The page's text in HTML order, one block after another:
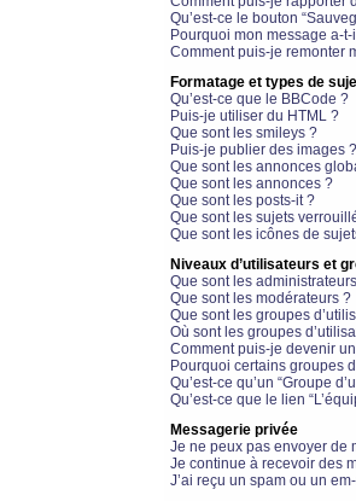
Qu’est-ce le bouton
Pourquoi mon message a-
Comment puis-je remonter
Formatage et types de
Qu’est-ce que le BBCode ?
Puis-je utiliser du HTML ?
Que sont les smileys ?
Puis-je publier des images ?
Que sont les annonces
Que sont les annonces ?
Que sont les posts-it ?
Que sont les sujets
Que sont les icônes de
Niveaux d’utilisateurs et
Que sont les
Que sont les modérateurs ?
Que sont les groupes
Où sont les groupes
Comment puis-je devenir
Pourquoi certains groupes
Qu’est-ce qu’un “Groupe
Qu’est-ce que le lien
Messagerie privée
Je ne peux pas envoyer de
Je continue à recevoir des
J’ai reçu un spam ou un